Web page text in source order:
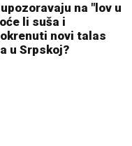
na "lov u
li suša i
novi talas
u Srpskoj?